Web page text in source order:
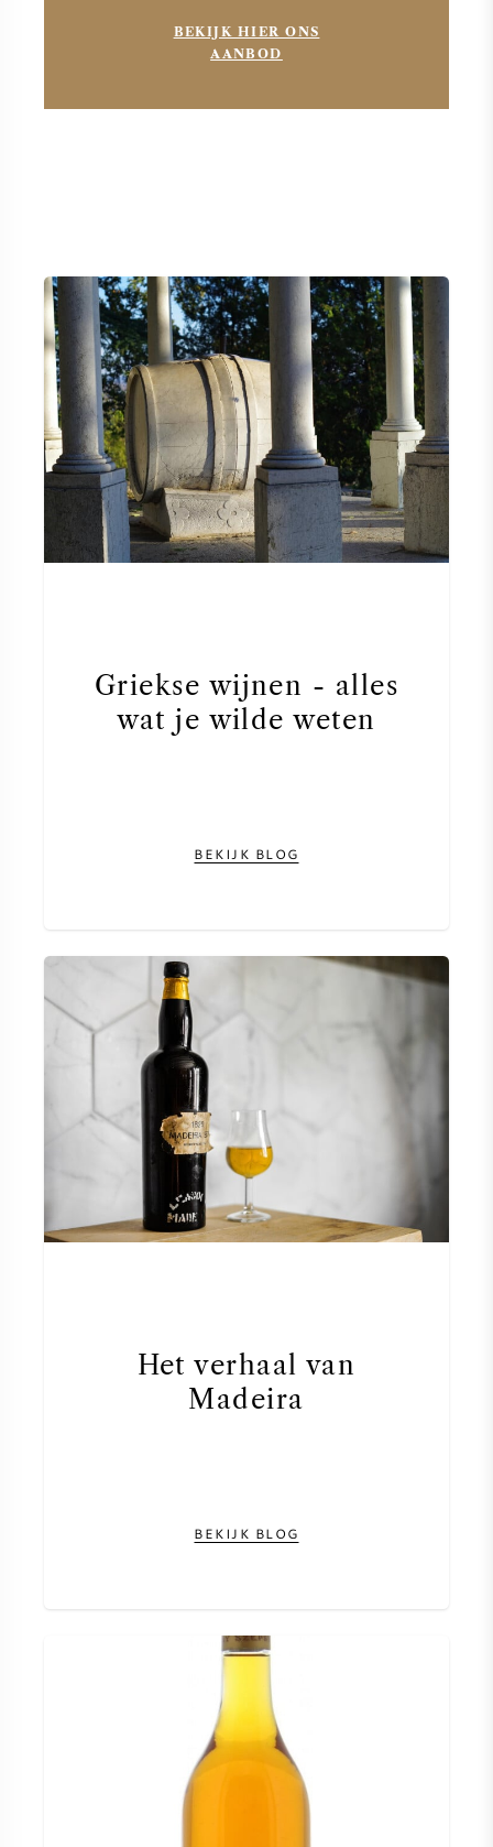
BEKIJK HIER ONS
AANBOD
Griekse wijnen - alles
wat je wilde weten
BEKIJK BLOG
Het verhaal van
Madeira
BEKIJK BLOG